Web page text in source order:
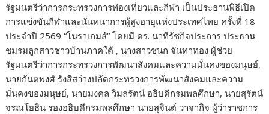
รัฐมนตรีว่าการกระทรวงการท่องเที่ยวและกีฬา เป็นประธานพิธีเปิด
การแข่งขันกีฬาและนันทนาการผู้สูงอายุแห่งประเทศไทย ครั้งที่ 18
ประจำปี 2569 “โนราเกมส์” โดยมี ดร. นาทีรัชกิจประการ ประธาน
ชมรมลูกสาวชาวบ้านภาคใต้ , นางสาวชนก จันทาทอง ผู้ช่วย
รัฐมนตรีว่าการกระทรวงการพัฒนาสังคมและความมั่นคงของมนุษย์,
นายกันตพงศ์ รังสีสว่างปลัดกระทรวงการพัฒนาสังคมและความ
มั่นคงของมนุษย์, นายมงคล วิมลรัตน์ อธิบดีกรมพลศึกษา, นายสุรัตน์
จรณโยธิน รองอธิบดีกรมพลศึกษา นายสุจินต์ วาจากิจ ผู้ว่าราชการ